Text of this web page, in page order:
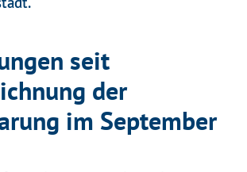
seit
der
im September